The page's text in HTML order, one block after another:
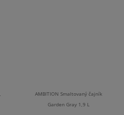
AMBITION Smaltovaný čajník
Garden Gray 1,9 L